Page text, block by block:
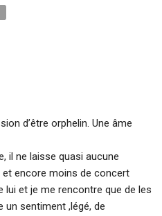
d’être orphelin. Une âme
il ne laisse quasi aucune
et encore moins de concert
lui et je me rencontre que de les
un sentiment ,légé, de